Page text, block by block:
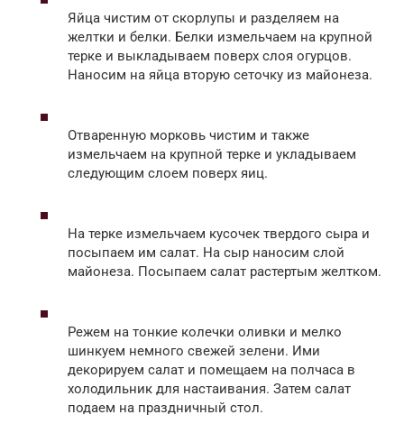
Яйца чистим от скорлупы и разделяем на
желтки и белки. Белки измельчаем на крупной
терке и выкладываем поверх слоя огурцов.
Наносим на яйца вторую сеточку из майонеза.
Отваренную морковь чистим и также
измельчаем на крупной терке и укладываем
следующим слоем поверх яиц.
На терке измельчаем кусочек твердого сыра и
посыпаем им салат. На сыр наносим слой
майонеза. Посыпаем салат растертым желтком.
Режем на тонкие колечки оливки и мелко
шинкуем немного свежей зелени. Ими
декорируем салат и помещаем на полчаса в
холодильник для настаивания. Затем салат
подаем на праздничный стол.